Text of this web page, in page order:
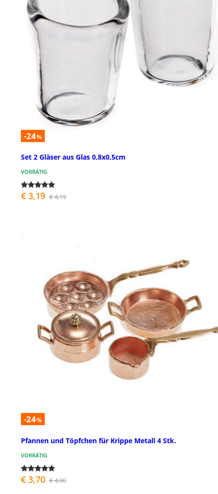
-24%
Set 2 Gläser aus Glas 0,8x0,5cm
VORRÄTIG
€ 3,19 € 4,19
-24%
Pfannen und Töpfchen für Krippe Metall 4 Stk.
VORRÄTIG
€ 3,70 € 4,90